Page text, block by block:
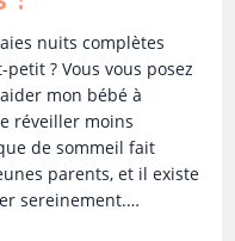
nuits complètes
? Vous vous posez
mon bébé à
réveiller moins
de sommeil fait
parents, et il existe
sereinement.…